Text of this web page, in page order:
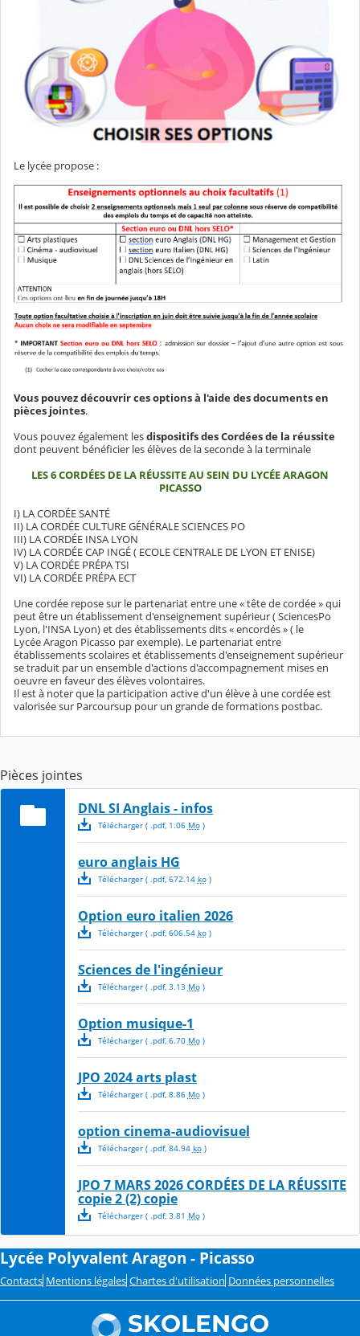
Le lycée propose :
Vous pouvez découvrir ces options à l'aide des documents en
pièces jointes.
Vous pouvez également lesdispositifs des Cordées de la réussite
dont peuvent bénéficier les élèves de la seconde à la terminale
LES 6 CORDÉES DE LA RÉUSSITE AU SEIN DU LYCÉE ARAGON
PICASSO
I) LA CORDÉE SANTÉ
II) LA CORDÉE CULTURE GÉNÉRALE SCIENCES PO
III) LA CORDÉE INSA LYON
IV) LA CORDÉE CAP INGÉ ( ECOLE CENTRALE DE LYON ET ENISE)
V) LA CORDÉE PRÉPA TSI
VI) LA CORDÉE PRÉPA ECT
Une cordée repose sur le partenariat entre une « tête de cordée » qui
peut être un établissement d'enseignement supérieur ( SciencesPo
Lyon, l'INSA Lyon) et des établissements dits « encordés » ( le
Lycée Aragon Picasso par exemple). Le partenariat entre
établissements scolaires et établissements d'enseignement supérieur
se traduit par un ensemble d'actions d'accompagnement mises en
oeuvre en faveur des élèves volontaires.
Il est à noter que la participation active d'un élève à une cordée est
valorisée sur Parcoursup pour un grande de formations postbac.
Pièces jointes
DNL SI Anglais - infos
Télécharger( .pdf, 1.06 Mo)
euro anglais HG
Télécharger( .pdf, 672.14 ko)
Option euro italien 2026
Télécharger( .pdf, 606.54 ko)
Sciences de l'ingénieur
Télécharger( .pdf, 3.13 Mo)
Option musique-1
Télécharger( .pdf, 6.70 Mo)
JPO 2024 arts plast
Télécharger( .pdf, 8.86 Mo)
option cinema-audiovisuel
Télécharger( .pdf, 84.94 ko)
JPO 7 MARS 2026 CORDÉES DE LA RÉUSSITE
copie 2 (2) copie
Télécharger( .pdf, 3.81 Mo)
Lycée Polyvalent Aragon - Picasso
Contacts Mentions légales Chartes d'utilisation Données personnelles